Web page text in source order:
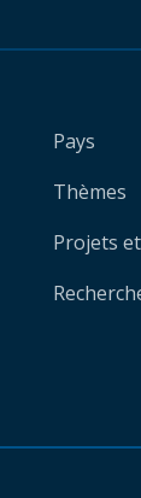
Pays
Thèmes
Projets